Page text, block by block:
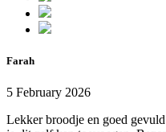
Farah
5 February 2026
Lekker broodje en goed